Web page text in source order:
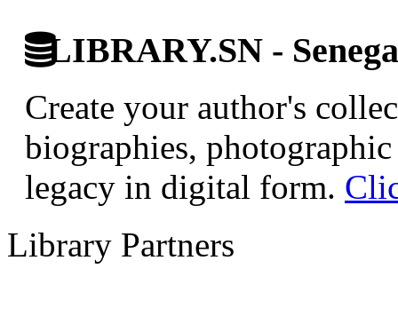
LIBRARY.SN -
Create your author's
biographies,
legacy in digital form.
Library Partners